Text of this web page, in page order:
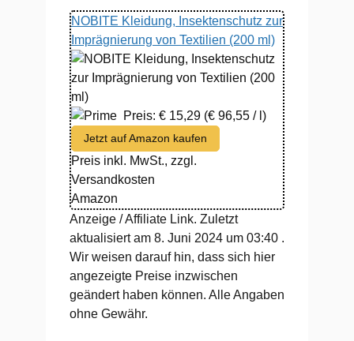
NOBITE Kleidung, Insektenschutz zur
Imprägnierung von Textilien (200 ml)
Preis: € 15,29 (€ 96,55 / l)
Jetzt auf Amazon kaufen
Preis inkl. MwSt., zzgl.
Versandkosten
Amazon
Anzeige / Affiliate Link. Zuletzt
aktualisiert am 8. Juni 2024 um 03:40 .
Wir weisen darauf hin, dass sich hier
angezeigte Preise inzwischen
geändert haben können. Alle Angaben
ohne Gewähr.